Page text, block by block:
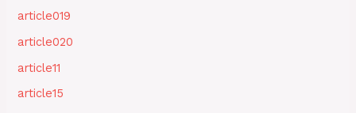
article019
article020
article11
article15